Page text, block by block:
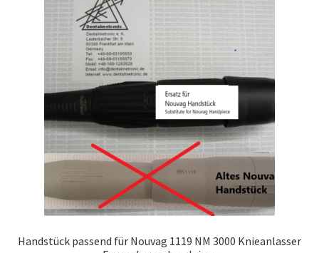
Handstück passend für Nouvag 1119 NM 3000 Knieanlasser